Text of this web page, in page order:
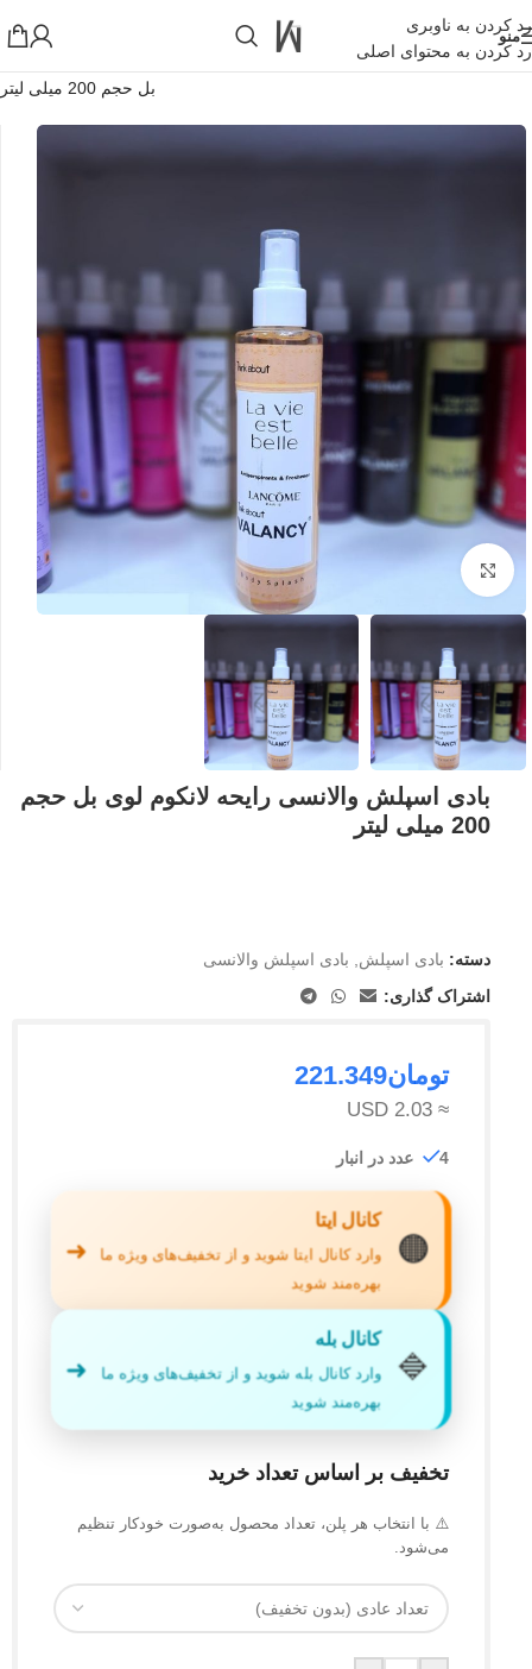
رد کردن به ناوبری
رد کردن به محتوای اصلی
منو
خانه » فروشگاه اینترنتی واکارنا
بل حجم 200 میلی لیتر
بزرگنمایی تصویر
بادی اسپلش والانسی رایحه لانکوم لوی بل حجم
200 میلی لیتر
دسته: بادی اسپلش
بادی اسپلش والانسی
اشتراک گذاری:
تومان221.349
≈ 2.03 USD
4 عدد در انبار
🟠
کانال ایتا
وارد کانال ایتا شوید و از تخفیف‌های ویژه ما
بهره‌مند شوید
➜
🔷
کانال بله
وارد کانال بله شوید و از تخفیف‌های ویژه ما
بهره‌مند شوید
➜
تخفیف بر اساس تعداد خرید
⚠️ با انتخاب هر پلن، تعداد محصول به‌صورت خودکار تنظیم
می‌شود.